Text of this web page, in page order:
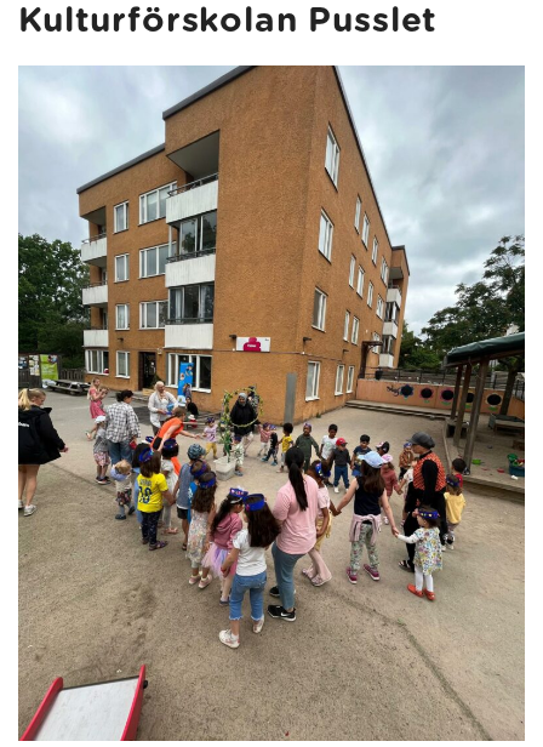
Kulturförskolan Pusslet